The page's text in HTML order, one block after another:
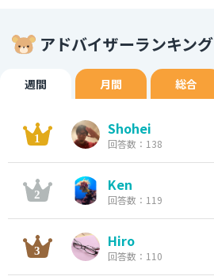
アドバイザーランキング
週間 月間 総合
Shohei
回答数：138
Ken
回答数：119
Hiro
回答数：110